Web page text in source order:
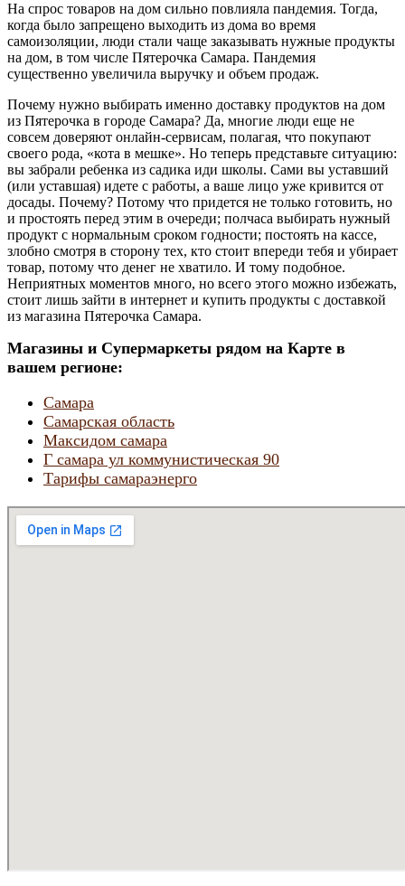
На спрос товаров на дом сильно повлияла пандемия. Тогда,
когда было запрещено выходить из дома во время
самоизоляции, люди стали чаще заказывать нужные продукты
на дом, в том числе Пятерочка Самара. Пандемия
существенно увеличила выручку и объем продаж.
Почему нужно выбирать именно доставку продуктов на дом
из Пятерочка в городе Самара? Да, многие люди еще не
совсем доверяют онлайн-сервисам, полагая, что покупают
своего рода, «кота в мешке». Но теперь представьте ситуацию:
вы забрали ребенка из садика иди школы. Сами вы уставший
(или уставшая) идете с работы, а ваше лицо уже кривится от
досады. Почему? Потому что придется не только готовить, но
и простоять перед этим в очереди; полчаса выбирать нужный
продукт с нормальным сроком годности; постоять на кассе,
злобно смотря в сторону тех, кто стоит впереди тебя и убирает
товар, потому что денег не хватило. И тому подобное.
Неприятных моментов много, но всего этого можно избежать,
стоит лишь зайти в интернет и купить продукты с доставкой
из магазина Пятерочка Самара.
Магазины и Супермаркеты рядом на Карте в
вашем регионе:
Самара
Самарская область
Максидом самара
Г самара ул коммунистическая 90
Тарифы самараэнерго